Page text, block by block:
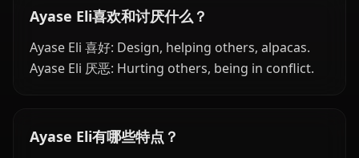
Ayase Eli喜欢和讨厌什么？
Ayase Eli 喜好: Design, helping others, alpacas.
Ayase Eli 厌恶: Hurting others, being in conflict.
Ayase Eli有哪些特点？